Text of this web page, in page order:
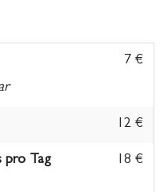
7 €
12 €
pro Tag
18 €